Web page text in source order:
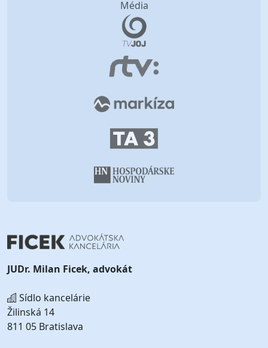
Média
JUDr. Milan Ficek, advokát
Sídlo kancelárie
Žilinská 14
811 05 Bratislava